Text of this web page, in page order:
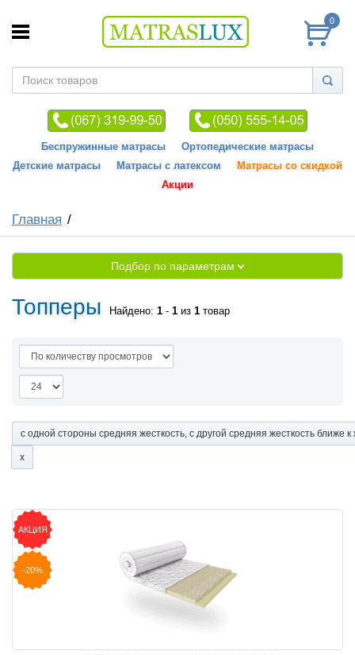
0
Беспружинные матрасы
Ортопедические матрасы
Детские матрасы
Матрасы с латексом
Матрасы со скидкой
Акции
Главная
Подбор по параметрам
Топперы Найдено: 1 - 1 из 1 товар
с одной стороны средняя жесткость, с другой средняя жесткость ближе к
АКЦИЯ
-20%